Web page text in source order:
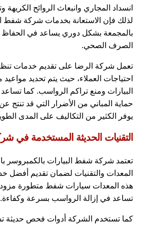
انسداد المجاري وانبعاث الروائح الكريهة
لذلك فإن الاستعانة بخدمات شركة شفط
بالمجمعة بشكل دوري يساعد في الحفاظ
الصرف الصحي.
تعمل شركة الرضا على تقديم خدمات
احتياجات العملاء، حيث يتم تحديد
البيارات ومنع تراكم الرواسب. كما
حماية المباني من الأضرار التي قد تنتج
يوفر الكثير من التكاليف على المدى
التقنيات الحديثة المستخدمة في
تعتمد شركة شفط البيارات بالكمبروسر
المعدات والتقنيات لضمان تقديم أفضل
هذه المعدات سيارات شفط متطورة
تساعد في إزالة الرواسب بسرعة وكفاءة.
كما تستخدم الشركة أدوات فحص حديثة